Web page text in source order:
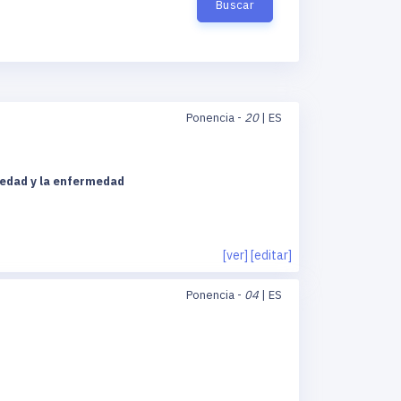
Buscar
Ponencia - 20| ES
y la enfermedad
[ver] [editar]
Ponencia - 04 | ES